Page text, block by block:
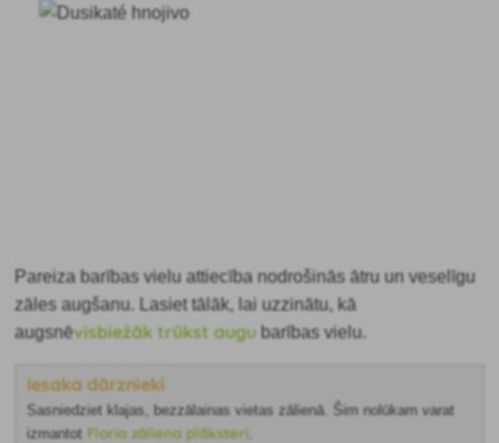
Pareiza barības vielu attiecība nodrošinās ātru un veselīgu
zāles augšanu. Lasiet tālāk, lai uzzinātu, kā
augsnēvisbiežāk trūkst augu barības vielu.
Iesaka dārznieki
Sasniedziet klajas, bezzālainas vietas zālienā. Šim nolūkam varat
izmantot Floria zāliena plāksteri